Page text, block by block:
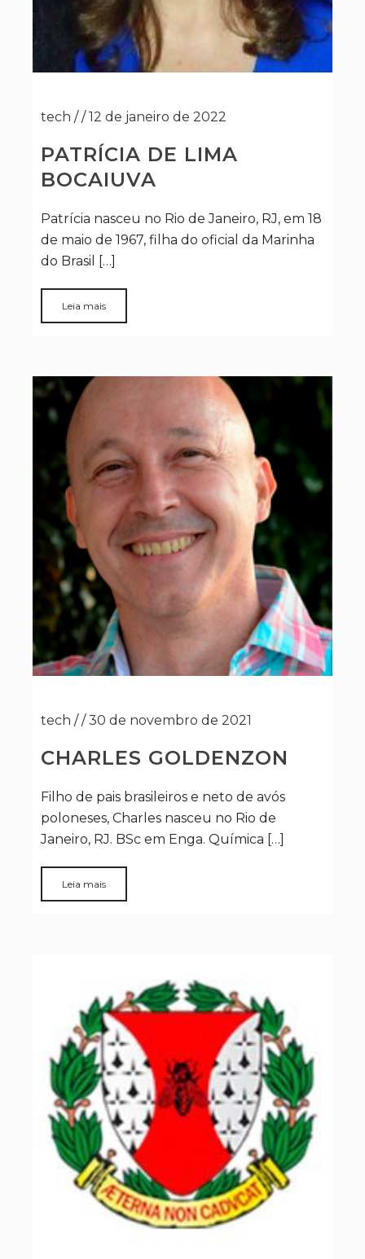
tech //12 de janeiro de 2022
PATRÍCIA DE LIMA
BOCAIUVA
Patrícia nasceu no Rio de Janeiro, RJ, em 18
de maio de 1967, filha do oficial da Marinha
do Brasil […]
Leia mais
tech //30 de novembro de 2021
CHARLES GOLDENZON
Filho de pais brasileiros e neto de avós
poloneses, Charles nasceu no Rio de
Janeiro, RJ. BSc em Enga. Química […]
Leia mais